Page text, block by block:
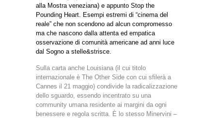
alla Mostra veneziana) e appunto Stop the
Pounding Heart. Esempi estremi di “cinema del
reale” che non scendono ad alcun compromesso
ma che nascono dalla attenta ed empatica
osservazione di comunità americane ad anni luce
dal Sogno a stelle&strisce.
Sulla carta anche Louisiana (il cui titolo
internazionale è The Other Side con cui sfilerà a
Cannes il 21 maggio) condivide la radicalizzazione
dello sguardo, essendo incentrato su una
community umana residente ai margini da ogni
benessere e regola scritta. È lo stesso Minervini –